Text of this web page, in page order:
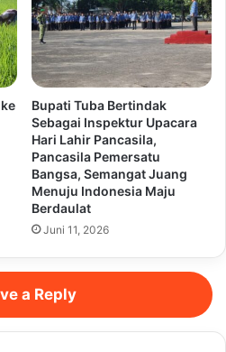
Bupati Tuba Bertindak
Sebagai Inspektur Upacara
Hari Lahir Pancasila,
Pancasila Pemersatu
Bangsa, Semangat Juang
Menuju Indonesia Maju
Berdaulat
Juni 11, 2026
a Reply